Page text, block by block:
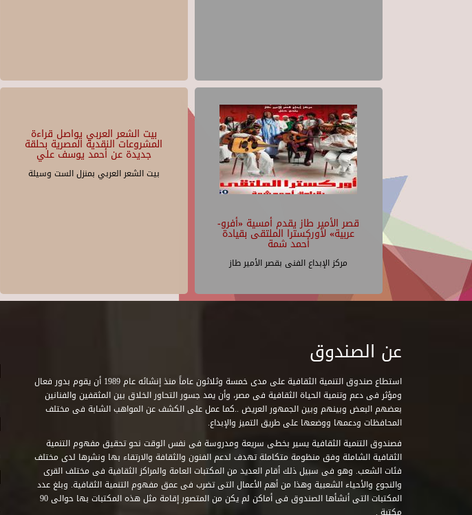
بيت الشعر العربي يواصل قراءة
المشروعات النقدية المصرية بحلقة
جديدة عن أحمد يوسف علي
بيت الشعر العربي بمنزل الست وسيلة
قصر الأمير طاز يقدم أمسية «أفرو-
عربية» لأوركسترا الملتقى بقيادة
أحمد شمة
مركز الإبداع الفنى بقصر الأمير طاز
عن الصندوق
استطاع صندوق التنمية الثقافية على مدى خمسة وثلاثون عاماً منذ إنشائه عام 1989 أن يقوم بدور فعال
ومؤثر فى دعم وتنمية الحياة الثقافية فى مصر، وأن يمد جسور التحاور الخلاق بين المثقفين والفنانين
بعضهم البعض وبينهم وبين الجمهور العريض ..كما عمل على الكشف عن المواهب الشابة فى مختلف
المحافظات ودعمها ووضعها على طريق التميز والإبداع.
فصندوق التنمية الثقافية يسير بخطى سريعة ومدروسة فى نفس الوقت نحو تحقيق مفهوم التنمية
الثقافية الشاملة وفق منظومة متكاملة تهدف لدعم الفنون والثقافة والارتقاء بها ونشرها لدى مختلف
فئات الشعب. وهو فى سبيل ذلك أقام العديد من المكتبات العامة والمراكز الثقافية فى مختلف القرى
والنجوع والأحياء الشعبية وهذا من أهم الأعمال التى تضرب فى عمق مفهوم التنمية الثقافية. وبلغ عدد
المكتبات التى أنشأها الصندوق فى أماكن لم يكن من المتصور إقامة مثل هذه المكتبات بها حوالى 90